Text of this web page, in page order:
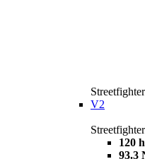
Streetfighter
V2
120
93.3